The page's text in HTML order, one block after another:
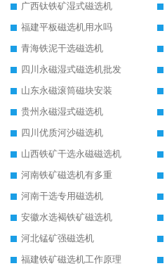
广西钛铁矿湿式磁选机
福建平板磁选机用水吗
青海铁泥干选磁选机
四川永磁湿式磁选机批发
山东永磁滚筒磁块安装
贵州永磁湿式磁选机
四川优质河沙磁选机
山西铁矿干选永磁磁选机
河南铁矿磁选机有多重
河南干选专用磁选机
安徽水选褐铁矿磁选机
河北锰矿强磁选机
福建铁矿磁选机工作原理